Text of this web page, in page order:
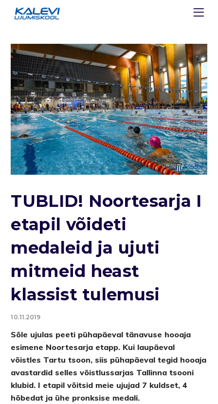
TUBLID! Noortesarja I
etapil võideti
medaleid ja ujuti
mitmeid heast
klassist tulemusi
10.11.2019
Sõle ujulas peeti pühapäeval tänavuse hooaja
esimene Noortesarja etapp. Kui laupäeval
võistles Tartu tsoon, siis pühapäeval tegid hooaja
avastardid selles võistlussarjas Tallinna tsooni
klubid. I etapil võitsid meie ujujad 7 kuldset, 4
hõbedat ja ühe pronksise medali.